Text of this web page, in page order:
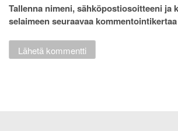
Tallenna nimeni, sähköpostiosoitteeni ja
selaimeen seuraavaa